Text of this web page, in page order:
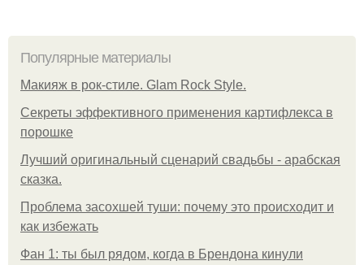
Популярные материалы
Макияж в рок-стиле. Glam Rock Style.
Секреты эффективного применения картифлекса в
порошке
Лучший оригинальный сценарий свадьбы - арабская
сказка.
Проблема засохшей туши: почему это происходит и
как избежать
Фан 1: ты был рядом, когда в Брендона кинули